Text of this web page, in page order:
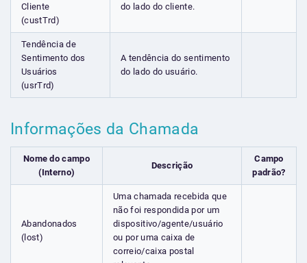
Cliente
(custTrd)
do lado do cliente.
Tendência de
Sentimento dos
Usuários
(usrTrd)
A tendência do sentimento
do lado do usuário.
Informações da Chamada
Nome do campo
(Interno)
Descrição
Campo
padrão?
Abandonados
(lost)
Uma chamada recebida que
não foi respondida por um
dispositivo/agente/usuário
ou por uma caixa de
correio/caixa postal